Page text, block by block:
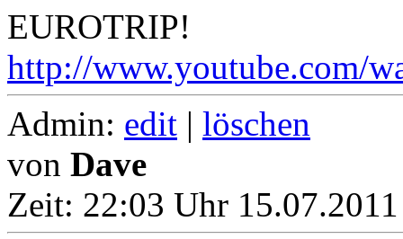
EUROTRIP!
http://www.youtube.com/
Admin: edit | löschen
von Dave
Zeit: 22:03 Uhr